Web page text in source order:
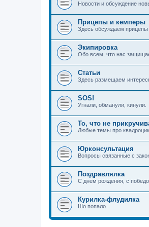
Новости и обсуждение
Прицепы и кемперы
Здесь обсуждаем прицепы
Экипировка
Обо всем, что нас
Статьи
Здесь размещаем
SOS!
Угнали, обманули, кинули.
То, что не
Любые темы про
Юрконсультация
Вопросы связанные с
Поздравлялка
С днем рождения, с
Курилка-флудилка
Шо попало...